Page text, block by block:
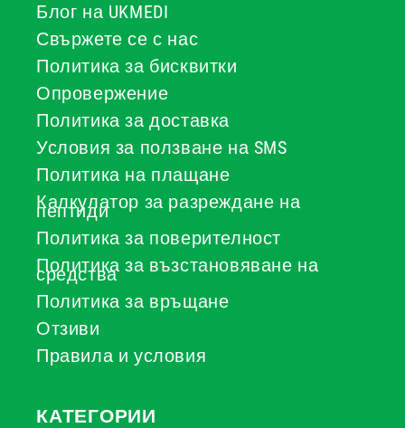
Блог на UKMEDI
Свържете се с нас
Политика за бисквитки
Опровержение
Политика за доставка
Условия за ползване на SMS
Политика на плащане
Калкулатор за разреждане на
пептиди
Политика за поверителност
Политика за възстановяване на
средства
Политика за връщане
Отзиви
Правила и условия
КАТЕГОРИИ